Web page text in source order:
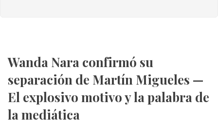
Wanda Nara confirmó su
separación de Martín Migueles —
El explosivo motivo y la palabra de
la mediática